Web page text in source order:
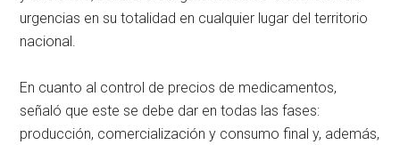
urgencias en su totalidad en cualquier lugar del territorio
nacional.
En cuanto al control de precios de medicamentos,
señaló que este se debe dar en todas las fases:
producción, comercialización y consumo final y, además,